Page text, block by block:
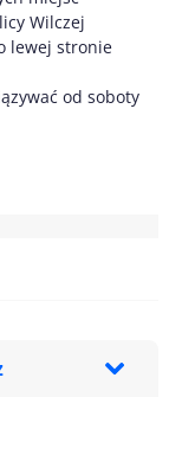
Wilczej
lewej stronie
od soboty